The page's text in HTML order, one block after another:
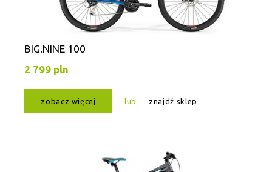
BIG.NINE 100
2 799 pln
zobacz więcej lub znajdź sklep